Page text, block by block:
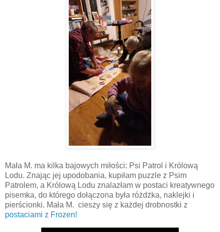
Mała M. ma kilka bajowych miłości: Psi Patrol i Królową
Lodu. Znając jej upodobania, kupiłam puzzle z Psim
Patrolem, a Królową Lodu znalazłam w postaci kreatywnego
pisemka, do którego dołączona była różdżka, naklejki i
pierścionki. Mała M. cieszy się z każdej drobnostki z
postaciami z Frozen!